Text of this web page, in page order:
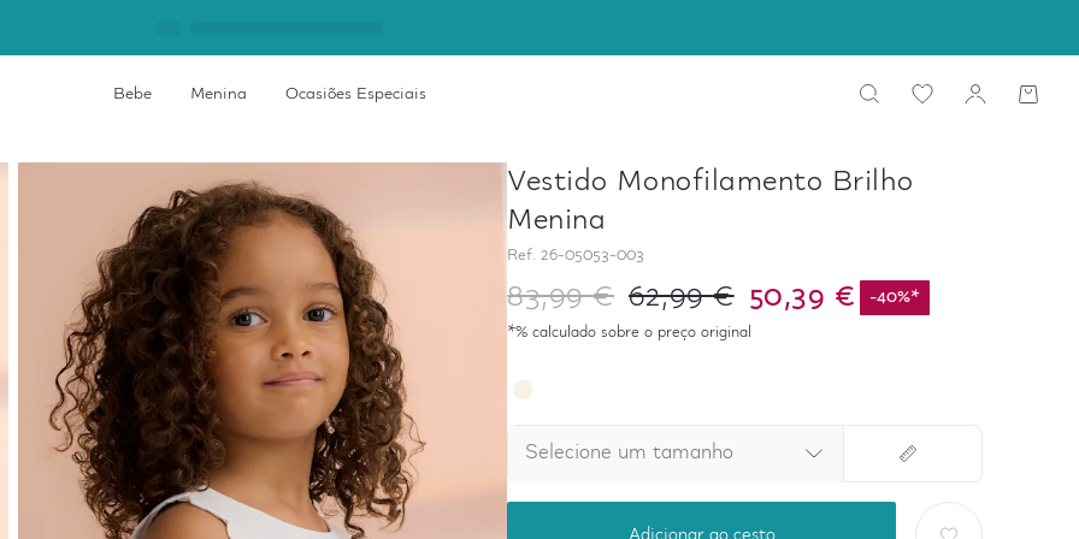
Bebe Menina Ocasiões Especiais
Vestido Monofilamento Brilho
Menina
Ref. 26-05053-003
83,99 € 62,99 € 50,39 € -40%*
*% calculado sobre o preço original
Selecione um tamanho